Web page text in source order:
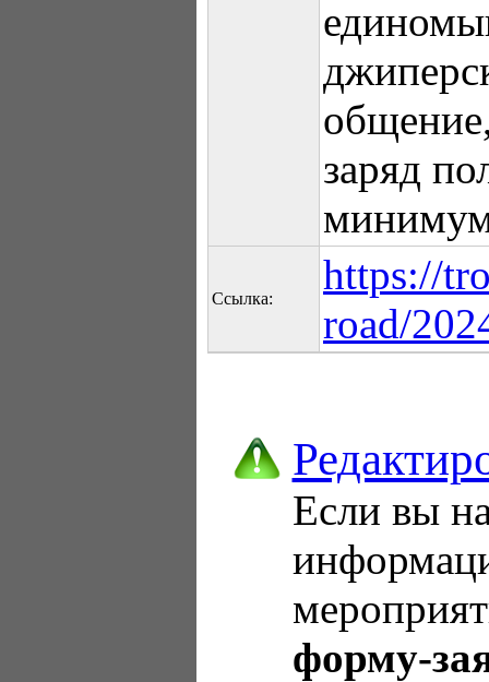
заряд
Ссылка:
https://
road/
Если вы
форму-